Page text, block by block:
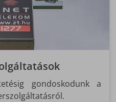
gondoskodunk a